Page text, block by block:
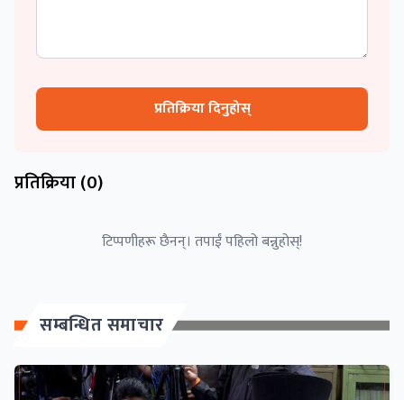
प्रतिक्रिया दिनुहोस्
प्रतिक्रिया (0)
टिप्पणीहरू छैनन्। तपाईं पहिलो बन्नुहोस्!
सम्बन्धित समाचार